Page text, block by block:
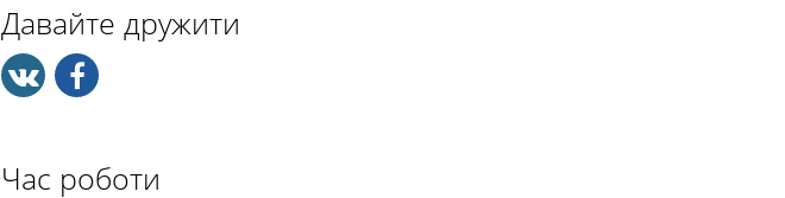
Давайте дружити
Час роботи